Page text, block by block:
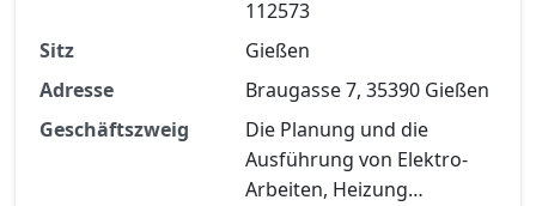
Finanzkennzahlen nach kostenloser
Registrierung verfügbar
Jetzt kostenlos registrieren
112573
Sitz
Gießen
Adresse
Braugasse 7, 35390 Gießen
Geschäftszweig
Die Planung und die
Ausführung von Elektro-
Arbeiten, Heizung…